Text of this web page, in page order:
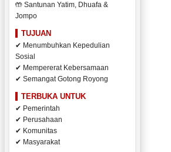
🤲 Santunan Yatim, Dhuafa &
Jompo
TUJUAN
✔ Menumbuhkan Kepedulian
Sosial
✔ Mempererat Kebersamaan
✔ Semangat Gotong Royong
TERBUKA UNTUK
✔ Pemerintah
✔ Perusahaan
✔ Komunitas
✔ Masyarakat